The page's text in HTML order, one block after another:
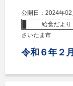
公開日：2024年02
給食だより
さいたま市
令和６年２